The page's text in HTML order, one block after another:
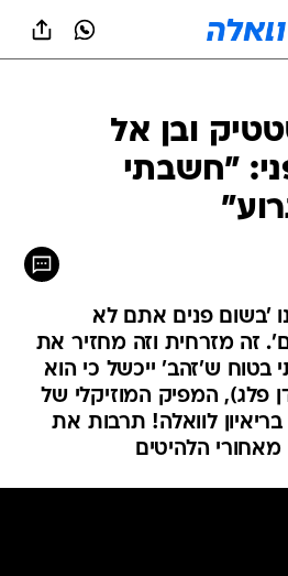
ובן אל
"חשבתי
'בשום פנים אתם לא
זה מזרחית וזה מחזיר את
בטוח ש'זהב' ייכשל כי הוא
פלג), המפיק המוזיקלי של
לוואלה! תרבות את
הלהיטים